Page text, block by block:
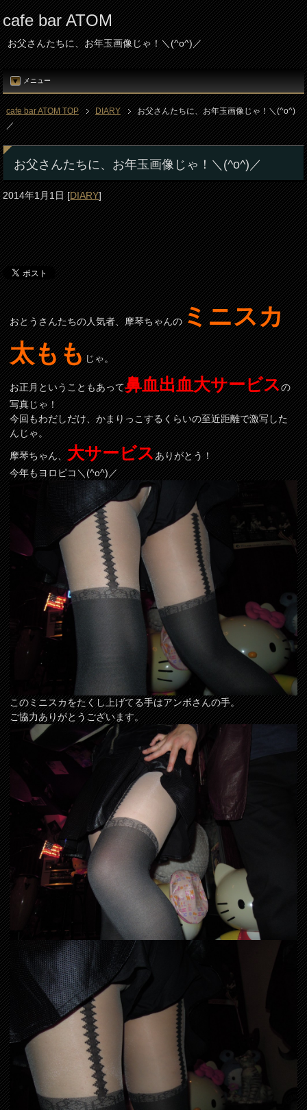
cafe bar ATOM
お父さんたちに、お年玉画像じゃ！＼(^o^)／
メニュー
cafe bar ATOM TOP DIARY
お父さんたちに、お年玉画像じゃ！＼(^o^)
／
お父さんたちに、お年玉画像じゃ！＼(^o^)／
2014年1月1日[DIARY]
おとうさんたちの人気者、摩琴ちゃんのミニスカ
太ももじゃ。
お正月ということもあって鼻血出血大サービスの
写真じゃ！
今回もわだしだけ、かまりっこするくらいの至近距離で激写した
んじゃ。
摩琴ちゃん、大サービスありがとう！
今年もヨロピコ＼(^o^)／
このミニスカをたくし上げてる手はアンポさんの手。
ご協力ありがとうございます。